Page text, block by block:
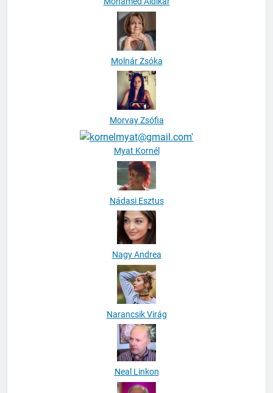
Mohamed Aldikar
Molnár Zsóka
Morvay Zsófia
Myat Kornél
Nádasi Esztus
Nagy Andrea
Narancsik Virág
Neal Linkon